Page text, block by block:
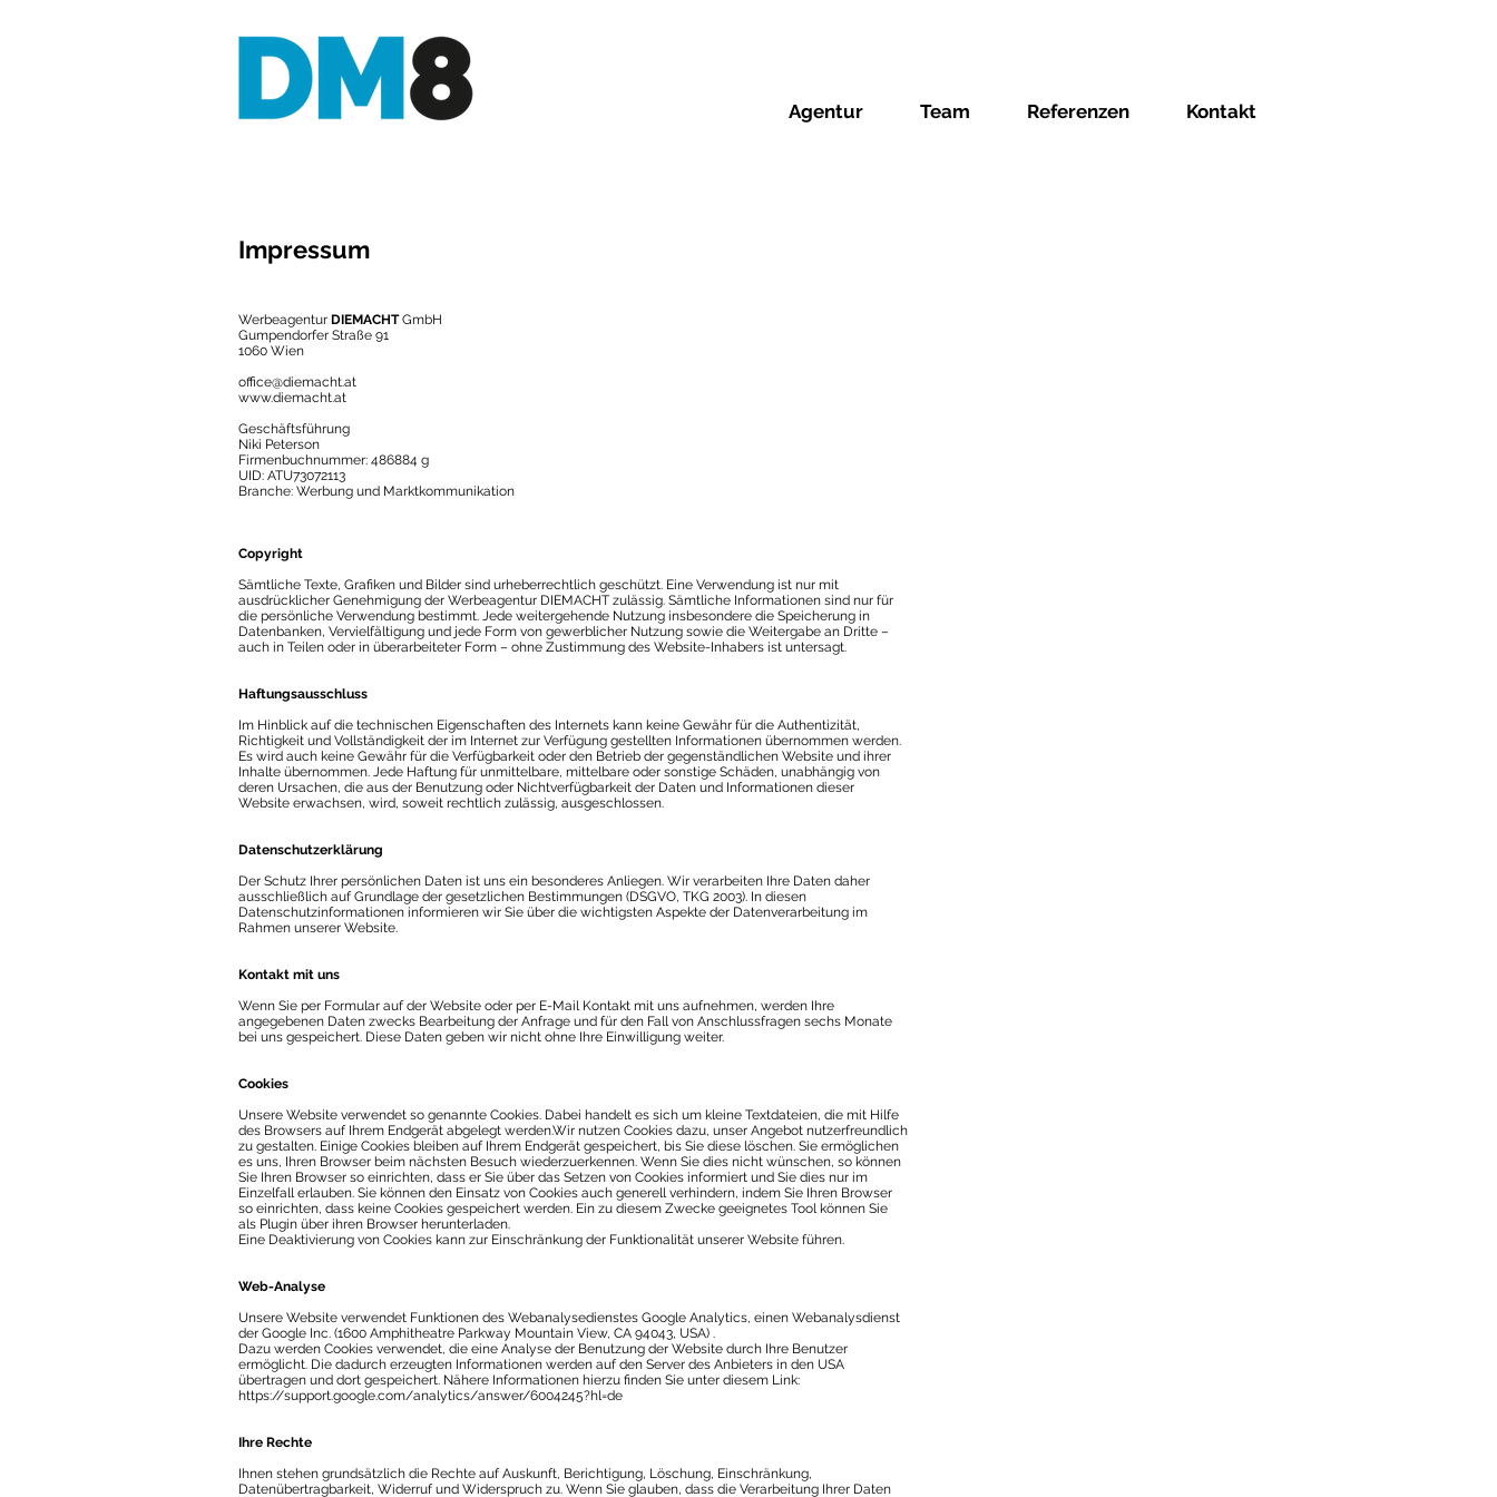
Agentur Team Referenzen Kontakt
Impressum
Werbeagentur DIEMACHTGmbH
Gumpendorfer Straße 91
1060 Wien
office@diemacht.at
www.diemacht.at
Geschäftsführung
Niki Peterson
Firmenbuchnummer: 486884 g
UID: ATU73072113
Branche: Werbung und Marktkommunikation
Copyright
Sämtliche Texte, Grafiken und Bilder sind urheberrechtlich geschützt. Eine Verwendung ist nur mit
ausdrücklicher Genehmigung der Werbeagentur DIEMACHT zulässig. Sämtliche Informationen sind nur für
die persönliche Verwendung bestimmt. Jede weitergehende Nutzung insbesondere die Speicherung in
Datenbanken, Vervielfältigung und jede Form von gewerblicher Nutzung sowie die Weitergabe an Dritte –
auch in Teilen oder in überarbeiteter Form – ohne Zustimmung des Website-Inhabers ist untersagt.
Haftungsausschluss
Im Hinblick auf die technischen Eigenschaften des Internets kann keine Gewähr für die Authentizität,
Richtigkeit und Vollständigkeit der im Internet zur Verfügung gestellten Informationen übernommen werden.
Es wird auch keine Gewähr für die Verfügbarkeit oder den Betrieb der gegenständlichen Website und ihrer
Inhalte übernommen. Jede Haftung für unmittelbare, mittelbare oder sonstige Schäden, unabhängig von
deren Ursachen, die aus der Benutzung oder Nichtverfügbarkeit der Daten und Informationen dieser
Website erwachsen, wird, soweit rechtlich zulässig, ausgeschlossen.
Datenschutzerklärung
Der Schutz Ihrer persönlichen Daten ist uns ein besonderes Anliegen. Wir verarbeiten Ihre Daten daher
ausschließlich auf Grundlage der gesetzlichen Bestimmungen (DSGVO, TKG 2003). In diesen
Datenschutzinformationen informieren wir Sie über die wichtigsten Aspekte der Datenverarbeitung im
Rahmen unserer Website.
Kontakt mit uns
Wenn Sie per Formular auf der Website oder per E-Mail Kontakt mit uns aufnehmen, werden Ihre
angegebenen Daten zwecks Bearbeitung der Anfrage und für den Fall von Anschlussfragen sechs Monate
bei uns gespeichert. Diese Daten geben wir nicht ohne Ihre Einwilligung weiter.
Cookies
Unsere Website verwendet so genannte Cookies. Dabei handelt es sich um kleine Textdateien, die mit Hilfe
des Browsers auf Ihrem Endgerät abgelegt werden.Wir nutzen Cookies dazu, unser Angebot nutzerfreundlich
zu gestalten. Einige Cookies bleiben auf Ihrem Endgerät gespeichert, bis Sie diese löschen. Sie ermöglichen
es uns, Ihren Browser beim nächsten Besuch wiederzuerkennen. Wenn Sie dies nicht wünschen, so können
Sie Ihren Browser so einrichten, dass er Sie über das Setzen von Cookies informiert und Sie dies nur im
Einzelfall erlauben. Sie können den Einsatz von Cookies auch generell verhindern, indem Sie Ihren Browser
so einrichten, dass keine Cookies gespeichert werden. Ein zu diesem Zwecke geeignetes Tool können Sie
als Plugin über ihren Browser herunterladen.
Eine Deaktivierung von Cookies kann zur Einschränkung der Funktionalität unserer Website führen.
Web-Analyse
Unsere Website verwendet Funktionen des Webanalysedienstes Google Analytics, einen Webanalysdienst
der Google Inc. (1600 Amphitheatre Parkway Mountain View, CA 94043, USA) .
Dazu werden Cookies verwendet, die eine Analyse der Benutzung der Website durch Ihre Benutzer
ermöglicht. Die dadurch erzeugten Informationen werden auf den Server des Anbieters in den USA
übertragen und dort gespeichert. Nähere Informationen hierzu finden Sie unter diesem Link:
https://support.google.com/analytics/answer/6004245?hl=de
Ihre Rechte
Ihnen stehen grundsätzlich die Rechte auf Auskunft, Berichtigung, Löschung, Einschränkung,
Datenübertragbarkeit, Widerruf und Widerspruch zu. Wenn Sie glauben, dass die Verarbeitung Ihrer Daten